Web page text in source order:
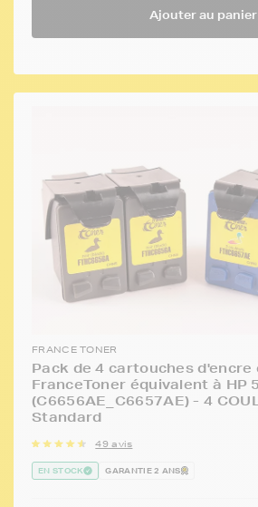
Ajouter au panier
FRANCE TONER
Pack de 4 cartouches
FranceToner équivalent à HP
(C6656AE_C6657AE) - 4
Standard
49 avis
EN STOCK GARANTIE 2 ANS